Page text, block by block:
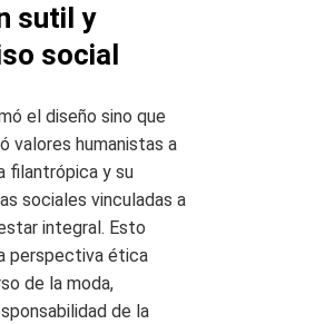
sutil y
social
el diseño sino que
valores humanistas a
filantrópica y su
sociales vinculadas a
integral. Esto
perspectiva ética
de la moda,
de la